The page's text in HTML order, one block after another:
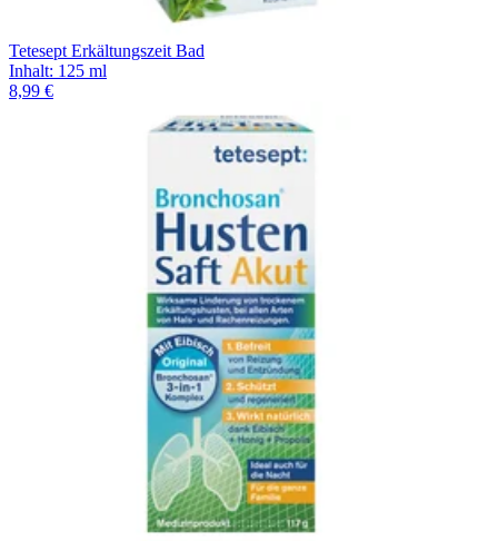
Tetesept Erkältungszeit Bad
Inhalt: 125 ml
8,99 €